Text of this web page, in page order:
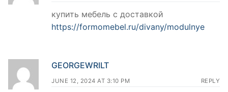
купить мебель с доставкой
https://formomebel.ru/divany/modulnye
GEORGEWRILT
JUNE 12, 2024 AT 3:10 PM REPLY